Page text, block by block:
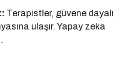
Terapistler, güvene dayalı
ulaşır. Yapay zeka